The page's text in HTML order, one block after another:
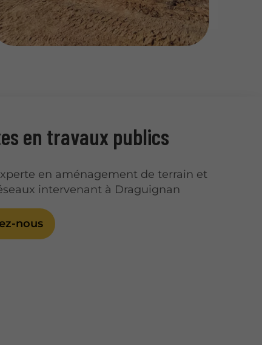
en travaux publics
en aménagement de terrain et
intervenant à Draguignan
nous